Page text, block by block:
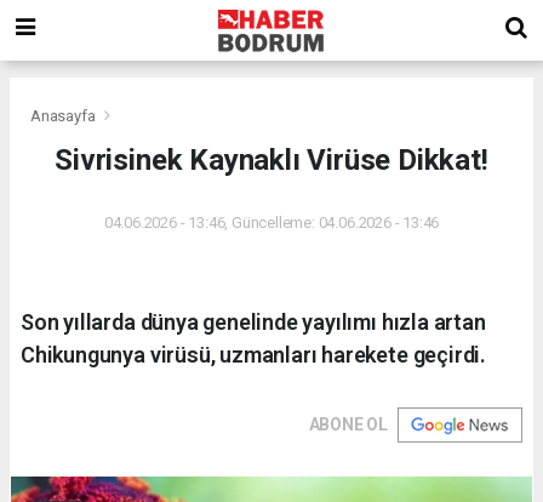
Anasayfa
Sivrisinek Kaynaklı Virüse Dikkat!
04.06.2026 - 13:46, Güncelleme: 04.06.2026 - 13:46
Son yıllarda dünya genelinde yayılımı hızla artan
Chikungunya virüsü, uzmanları harekete geçirdi.
ABONE OL